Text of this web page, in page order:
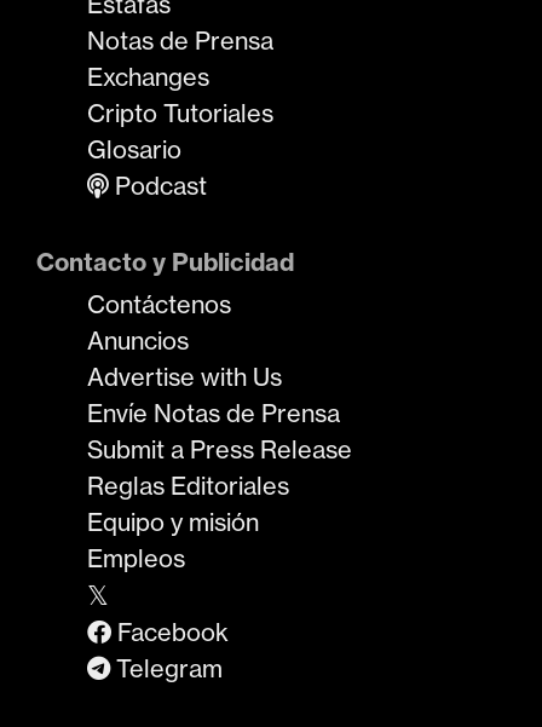
Notas de Prensa
Exchanges
Cripto Tutoriales
Glosario
Podcast
Contacto y Publicidad
Contáctenos
Anuncios
Advertise with Us
Envíe Notas de Prensa
Submit a Press Release
Reglas Editoriales
Equipo y misión
Empleos
𝕏
Facebook
Telegram